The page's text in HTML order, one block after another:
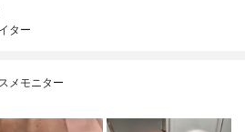
ター
メモニター